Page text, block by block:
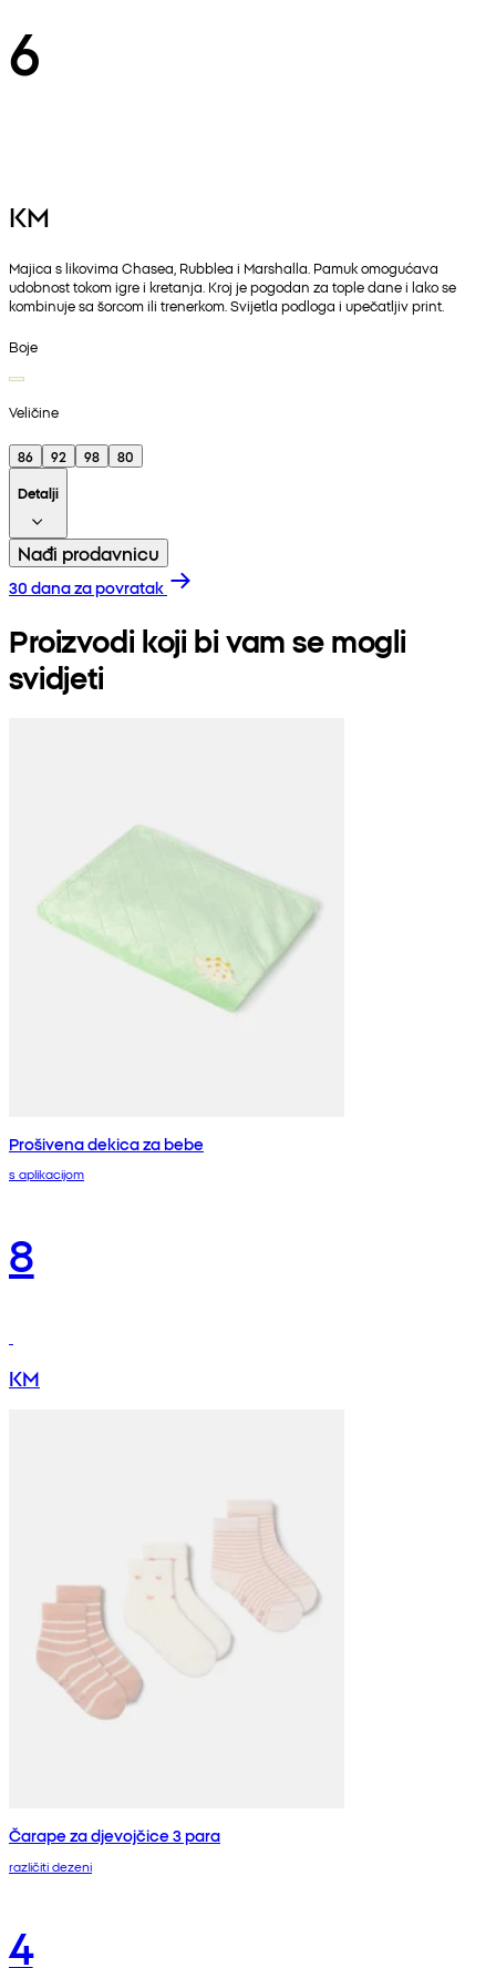
6
KM
Majica s likovima Chasea, Rubblea i Marshalla. Pamuk omogućava
udobnost tokom igre i kretanja. Kroj je pogodan za tople dane i lako se
kombinuje sa šorcom ili trenerkom. Svijetla podloga i upečatljiv print.
Boje
Veličine
86 92 98
80
Detalji
Nađi prodavnicu
30 dana za povratak
Proizvodi koji bi vam se mogli
svidjeti
Prošivena dekica za bebe
s aplikacijom
8
KM
Čarape za djevojčice 3 para
različiti dezeni
4